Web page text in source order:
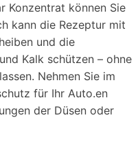
Konzentrat können Sie
kann die Rezeptur mit
und die
Kalk schützen – ohne
Nehmen Sie im
für Ihr Auto.en
der Düsen oder